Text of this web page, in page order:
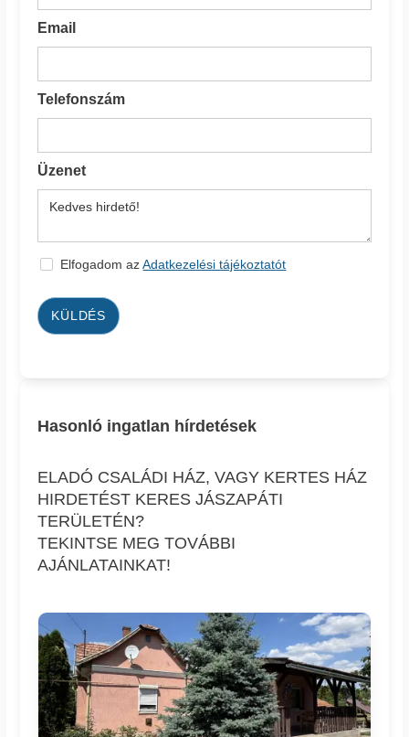
Email
Telefonszám
Üzenet
Elfogadom azAdatkezelési tájékoztatót
KÜLDÉS
Hasonló ingatlan hírdetések
ELADÓ CSALÁDI HÁZ, VAGY KERTES HÁZ
HIRDETÉST KERES JÁSZAPÁTI
TERÜLETÉN?
TEKINTSE MEG TOVÁBBI
AJÁNLATAINKAT!